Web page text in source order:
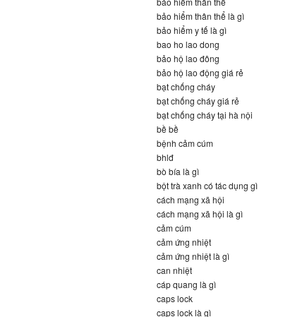
bảo hiểm thân thể là gì
bảo hiểm y tế là gì
bao ho lao dong
bảo hộ lao đông
bảo hộ lao động giá rẻ
bạt chống cháy
bạt chống cháy giá rẻ
bạt chống cháy tại hà nội
bề bề
bệnh cảm cúm
bhlđ
bò bía là gì
bột trà xanh có tác dụng gì
cách mạng xã hội
cách mạng xã hội là gì
cảm cúm
cảm ứng nhiệt
cảm ứng nhiệt là gì
can nhiệt
cáp quang là gì
caps lock
caps lock là gì